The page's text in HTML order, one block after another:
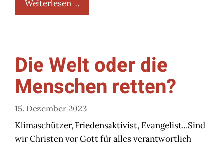
Weiterlesen …
Die Welt oder die
Menschen retten?
15. Dezember 2023
Klimaschützer, Friedensaktivist, Evangelist…Sind
wir Christen vor Gott für alles verantwortlich